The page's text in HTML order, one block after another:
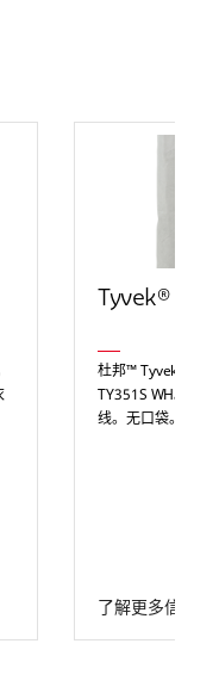
Tyvek® 400
杜邦™ Tyvek®
TY351S WH。弹
线。无口袋。白色
了解更多信息